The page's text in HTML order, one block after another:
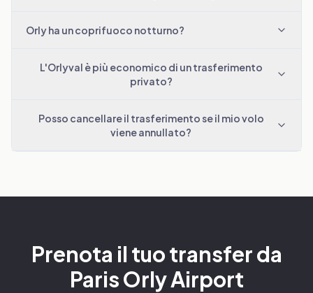
Orly ha un coprifuoco notturno?
L'Orlyval è più economico di un trasferimento
privato?
Posso cancellare il trasferimento se il mio volo
viene annullato?
Prenota il tuo transfer da
Paris Orly Airport